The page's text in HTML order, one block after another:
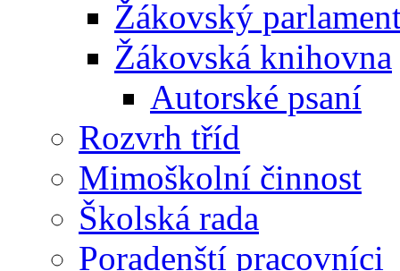
Žákovský
Žákovská knihovna
Autorské psaní
Rozvrh tříd
Mimoškolní činnost
Školská rada
Poradenští pracovníci